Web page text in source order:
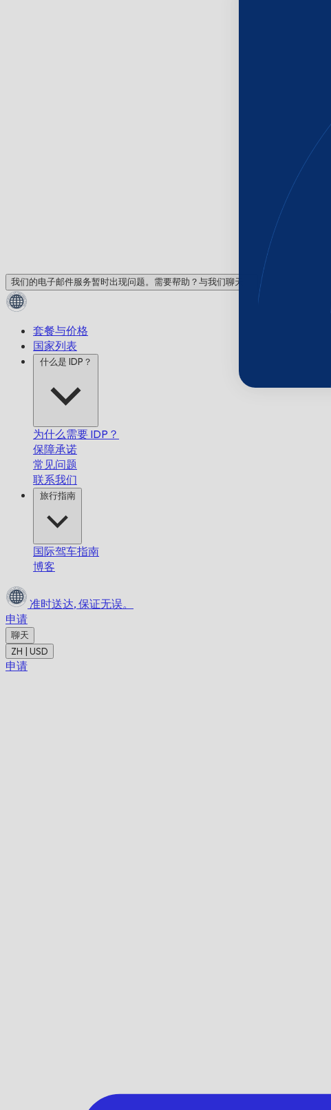
我们的电子邮件服务暂时出现问题。需要帮助？与我们聊天！
套餐与价格
国家列表
什么是 IDP？
为什么需要 IDP？
保障承诺
常见问题
联系我们
旅行指南
国际驾车指南
博客
准时送达, 保证无误。
申请
聊天
ZH | USD
申请